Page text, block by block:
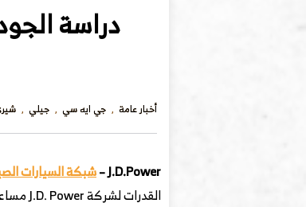
أخبار عامة جي ايه سي جيلي
J.D.Power – شبكة السيارات
القدرات لشركة J.D. Power مساعدة عملائها في تحقيق رضا العملاء والنمو والربحية. تأسست شركة